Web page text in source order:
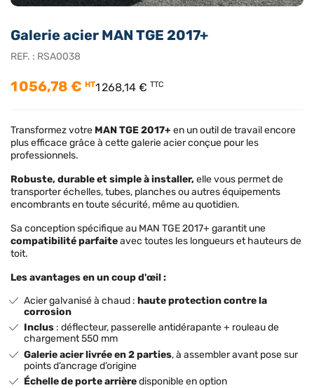
Galerie acier MAN TGE 2017+
REF. : RSA0038
1 056,78 € HT1 268,14 € TTC
Transformez votre MAN TGE 2017+ en un outil de travail encore
plus efficace grâce à cette galerie acier conçue pour les
professionnels.
Robuste, durable et simple à installer,elle vous permet de
transporter échelles, tubes, planches ou autres équipements
encombrants en toute sécurité, même au quotidien.
Sa conception spécifique au MAN TGE 2017+ garantit une
compatibilité parfaiteavec toutes les longueurs et hauteurs de
toit.
Les avantages en un coup d'œil :
Acier galvanisé à chaud :haute protection contre la
corrosion
Inclus : déflecteur, passerelle antidérapante + rouleau de
chargement 550 mm
Galerie acier livrée en 2 parties, à assembler avant pose sur
points d’ancrage d’origine
Échelle de porte arrièredisponible en option